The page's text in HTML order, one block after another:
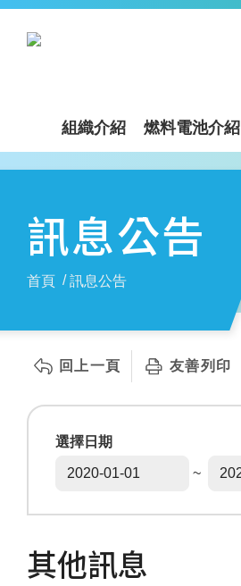
組織介紹 燃料電池介紹
訊息公告
首頁 訊息公告
回上一頁 友善列印
選擇日期
~
其他訊息